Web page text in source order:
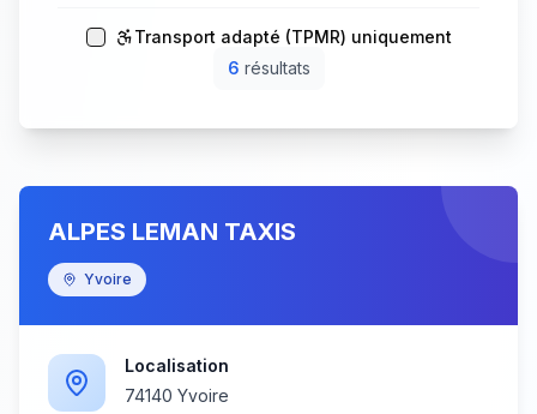
Transport adapté (TPMR) uniquement
6 résultats
ALPES LEMAN TAXIS
Yvoire
Localisation
74140 Yvoire